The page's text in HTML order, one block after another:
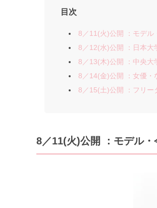
目次
8／11(火)公開 ：モデ
8／12(水)公開 ：日本
8／13(木)公開 ：中央
8／14(金)公開 ：女優
8／15(土)公開 ：フリ
8／11(火)公開 ：モデル